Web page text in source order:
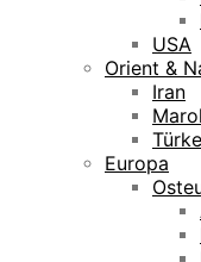
USA
Orient &
Iran
Europa